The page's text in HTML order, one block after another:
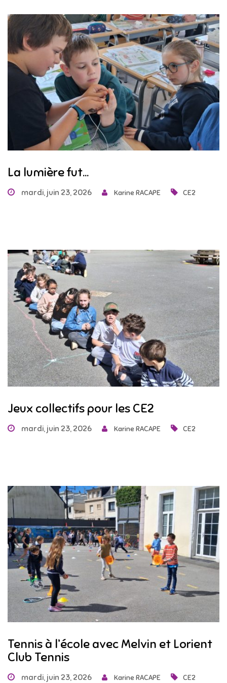
La lumière fut…
mardi, juin 23, 2026 Karine RACAPE CE2
Jeux collectifs pour les CE2
mardi, juin 23, 2026 Karine RACAPE CE2
Tennis à l’école avec Melvin et Lorient
Club Tennis
mardi, juin 23, 2026 Karine RACAPE CE2